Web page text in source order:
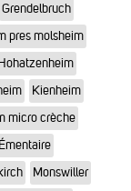
Grendelbruch
pres molsheim
Kienheim
micro crèche
Monswiller